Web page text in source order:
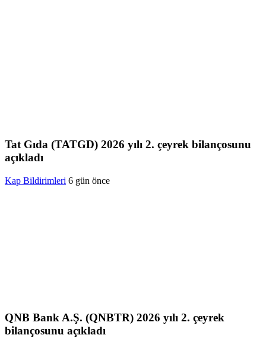
Tat Gıda (TATGD) 2026 yılı 2. çeyrek bilançosunu
açıkladı
Kap Bildirimleri 6 gün önce
QNB Bank A.Ş. (QNBTR) 2026 yılı 2. çeyrek
bilançosunu açıkladı